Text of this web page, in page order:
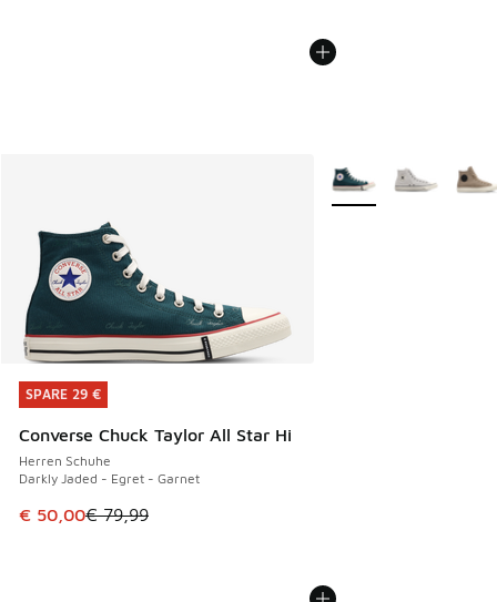
SPARE 29 €
Converse Chuck Taylor All Star Hi
Herren Schuhe
Darkly Jaded - Egret - Garnet
Dieser Artikel ist im Sale. Der Preis ist von € 79,99 auf €
€ 50,00€ 79,99
SPARE 29 €
Weitere Farben